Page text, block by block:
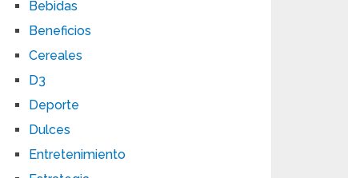
Bebidas
Beneficios
Cereales
D3
Deporte
Dulces
Entretenimiento